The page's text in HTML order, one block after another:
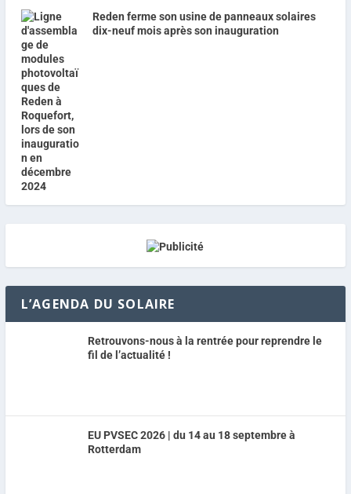
Reden ferme son usine de panneaux solaires
dix-neuf mois après son inauguration
L’AGENDA DU SOLAIRE
Retrouvons-nous à la rentrée pour reprendre le
fil de l’actualité !
EU PVSEC 2026 | du 14 au 18 septembre à
Rotterdam